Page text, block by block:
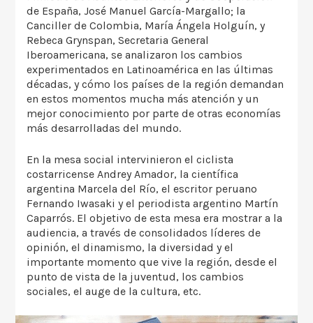
de España, José Manuel García-Margallo; la
Canciller de Colombia, María Ángela Holguín, y
Rebeca Grynspan, Secretaria General
Iberoamericana, se analizaron los cambios
experimentados en Latinoamérica en las últimas
décadas, y cómo los países de la región demandan
en estos momentos mucha más atención y un
mejor conocimiento por parte de otras economías
más desarrolladas del mundo.
En la mesa social intervinieron el ciclista
costarricense Andrey Amador, la científica
argentina Marcela del Río, el escritor peruano
Fernando Iwasaki y el periodista argentino Martín
Caparrós. El objetivo de esta mesa era mostrar a la
audiencia, a través de consolidados líderes de
opinión, el dinamismo, la diversidad y el
importante momento que vive la región, desde el
punto de vista de la juventud, los cambios
sociales, el auge de la cultura, etc.